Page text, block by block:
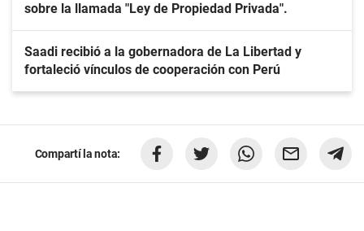
sobre la llamada "Ley de Propiedad Privada".
Saadi recibió a la gobernadora de La Libertad y
fortaleció vínculos de cooperación con Perú
Compartí la nota: